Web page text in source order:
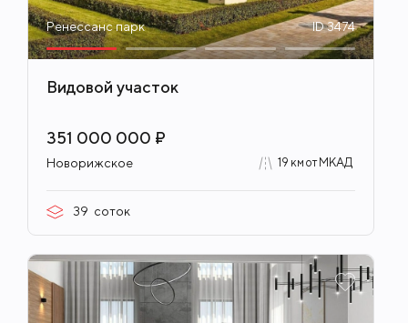
Ренессанс парк ID 3474
Видовой участок
351 000 000 ₽
Новорижское 19 км от МКАД
39 соток